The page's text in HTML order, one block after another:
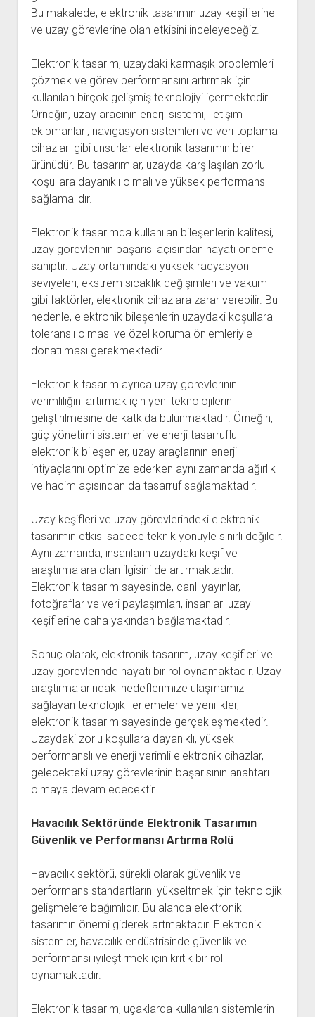
Bu makalede, elektronik tasarımın uzay keşiflerine
ve uzay görevlerine olan etkisini inceleyeceğiz.
Elektronik tasarım, uzaydaki karmaşık problemleri
çözmek ve görev performansını artırmak için
kullanılan birçok gelişmiş teknolojiyi içermektedir.
Örneğin, uzay aracının enerji sistemi, iletişim
ekipmanları, navigasyon sistemleri ve veri toplama
cihazları gibi unsurlar elektronik tasarımın birer
ürünüdür. Bu tasarımlar, uzayda karşılaşılan zorlu
koşullara dayanıklı olmalı ve yüksek performans
sağlamalıdır.
Elektronik tasarımda kullanılan bileşenlerin kalitesi,
uzay görevlerinin başarısı açısından hayati öneme
sahiptir. Uzay ortamındaki yüksek radyasyon
seviyeleri, ekstrem sıcaklık değişimleri ve vakum
gibi faktörler, elektronik cihazlara zarar verebilir. Bu
nedenle, elektronik bileşenlerin uzaydaki koşullara
toleranslı olması ve özel koruma önlemleriyle
donatılması gerekmektedir.
Elektronik tasarım ayrıca uzay görevlerinin
verimliliğini artırmak için yeni teknolojilerin
geliştirilmesine de katkıda bulunmaktadır. Örneğin,
güç yönetimi sistemleri ve enerji tasarruflu
elektronik bileşenler, uzay araçlarının enerji
ihtiyaçlarını optimize ederken aynı zamanda ağırlık
ve hacim açısından da tasarruf sağlamaktadır.
Uzay keşifleri ve uzay görevlerindeki elektronik
tasarımın etkisi sadece teknik yönüyle sınırlı değildir.
Aynı zamanda, insanların uzaydaki keşif ve
araştırmalara olan ilgisini de artırmaktadır.
Elektronik tasarım sayesinde, canlı yayınlar,
fotoğraflar ve veri paylaşımları, insanları uzay
keşiflerine daha yakından bağlamaktadır.
Sonuç olarak, elektronik tasarım, uzay keşifleri ve
uzay görevlerinde hayati bir rol oynamaktadır. Uzay
araştırmalarındaki hedeflerimize ulaşmamızı
sağlayan teknolojik ilerlemeler ve yenilikler,
elektronik tasarım sayesinde gerçekleşmektedir.
Uzaydaki zorlu koşullara dayanıklı, yüksek
performanslı ve enerji verimli elektronik cihazlar,
gelecekteki uzay görevlerinin başarısının anahtarı
olmaya devam edecektir.
Havacılık Sektöründe Elektronik Tasarımın
Güvenlik ve Performansı Artırma Rolü
Havacılık sektörü, sürekli olarak güvenlik ve
performans standartlarını yükseltmek için teknolojik
gelişmelere bağımlıdır. Bu alanda elektronik
tasarımın önemi giderek artmaktadır. Elektronik
sistemler, havacılık endüstrisinde güvenlik ve
performansı iyileştirmek için kritik bir rol
oynamaktadır.
Elektronik tasarım, uçaklarda kullanılan sistemlerin